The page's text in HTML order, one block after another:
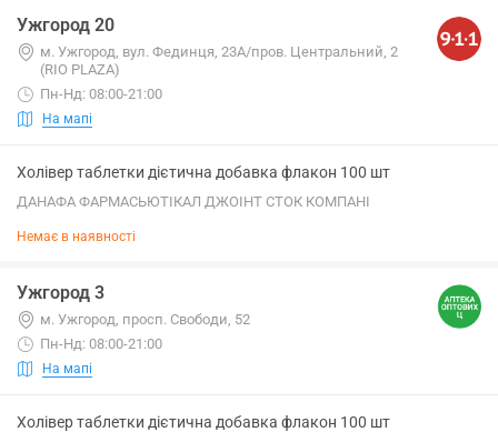
Ужгород 20
м. Ужгород, вул. Фединця, 23А/пров. Центральний, 2
(RIO PLAZA)
Пн-Нд: 08:00-21:00
На мапі
Холівер таблетки дієтична добавка флакон 100 шт
ДАНАФА ФАРМАСЬЮТІКАЛ ДЖОІНТ СТОК КОМПАНІ
Немає в наявності
Ужгород 3
м. Ужгород, просп. Свободи, 52
Пн-Нд: 08:00-21:00
На мапі
Холівер таблетки дієтична добавка флакон 100 шт